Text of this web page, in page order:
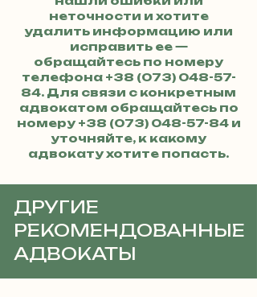
неточности и хотите
удалить информацию или
исправить ее —
обращайтесь по номеру
телефона +38 (073) 048-57-
84. Для связи с конкретным
адвокатом обращайтесь по
номеру +38 (073) 048-57-84и
уточняйте, к какому
адвокату хотите попасть.
ДРУГИЕ
РЕКОМЕНДОВАННЫЕ
АДВОКАТЫ